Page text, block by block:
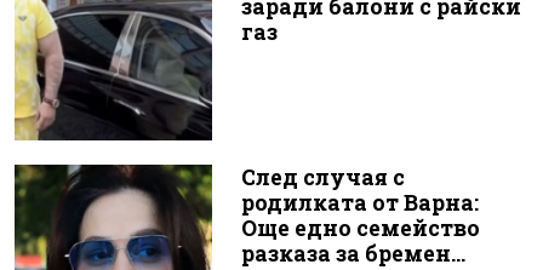
заради балони с райски
газ
След случая с
родилката от Варна:
Още едно семейство
разказа за бремен...